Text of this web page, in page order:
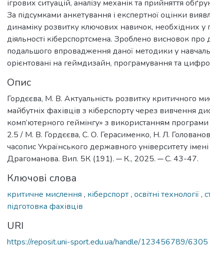
ігрових ситуацій, аналізу механік та прийняття
За підсумками анкетування і експертної оцінки
динаміку розвитку ключових навичок, необхідних у
діяльності кіберспортсмена. Зроблено висновок про
подальшого впровадження даної методики у
орієнтовані на геймдизайн, програмування та
Опис
Гордєєва, М. В. Актуальність розвитку критичного
майбутніх фахівців з кіберспорту через вивчення
комп’ютерного геймінгу» з використанням програми
2.5 / М. В. Гордєєва, С. О. Герасименко, Н. Л.
часопис Українського державного університету
Драгоманова. Вип. 5К (191). ─ К., 2025. ─ С. 43-47.
Ключові слова
критичне мислення , кіберспорт, освітні технології,
підготовка фахівців
URI
https://reposit.uni-sport.edu.ua/handle/123456789/6305